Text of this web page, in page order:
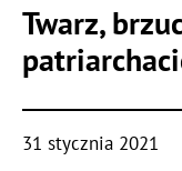
Twarz,
31 stycznia 2021